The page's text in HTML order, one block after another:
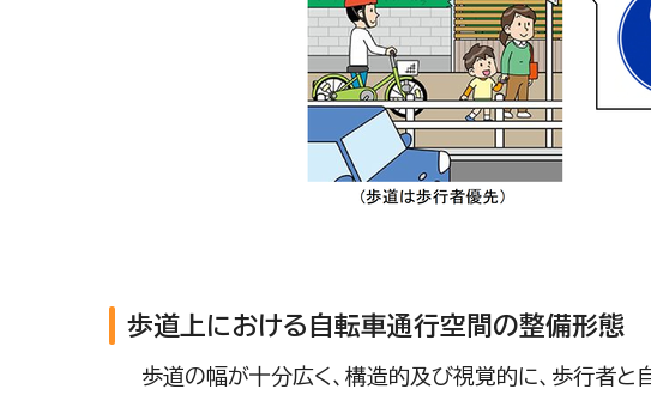
歩道上における自転車通行空間の整備形態
歩道の幅が十分広く、構造的及び視覚的に、歩行者